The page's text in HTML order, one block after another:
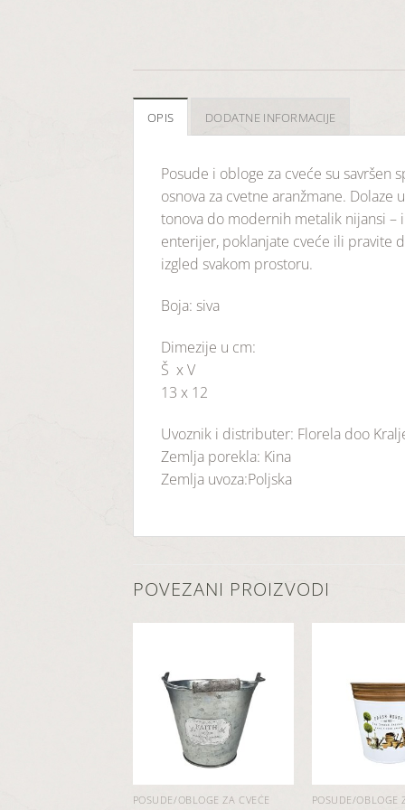
OPIS DODATNE INFORMACIJE
Posude i obloge za cveće su savršen
osnova za cvetne aranžmane.
tonova do modernih metalik nijansi
enterijer, poklanjate cveće ili pravite
izgled svakom prostoru.
Boja: siva
Dimezije u cm:
Š x V
13 x 12
Uvoznik i distributer: Florela doo
Zemlja porekla: Kina
Zemlja uvoza:Poljska
POVEZANI PROIZVODI
POSUDE/OBLOGE ZA CVEĆE POSUDE/OBLOGE